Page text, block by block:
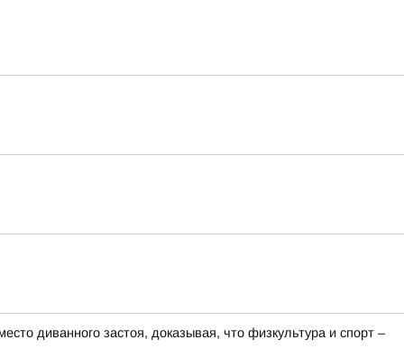
диванного застоя, доказывая, что физкультура и спорт –